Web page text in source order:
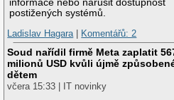
informace nebo narušit dostupnost
postižených systémů.
Ladislav Hagara| Komentářů: 2
Soud nařídil firmě Meta zaplatit
milionů USD kvůli újmě
dětem
včera 15:33 | IT novinky